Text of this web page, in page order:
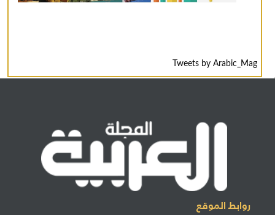
Tweets by Arabic_Mag
روابط الموقع